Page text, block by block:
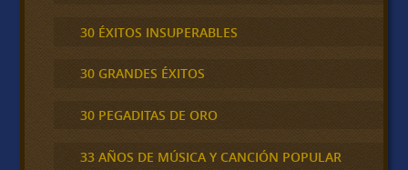
30 ÉXITOS INSUPERABLES
30 GRANDES ÉXITOS
30 PEGADITAS DE ORO
33 AÑOS DE MÚSICA Y CANCIÓN POPULAR